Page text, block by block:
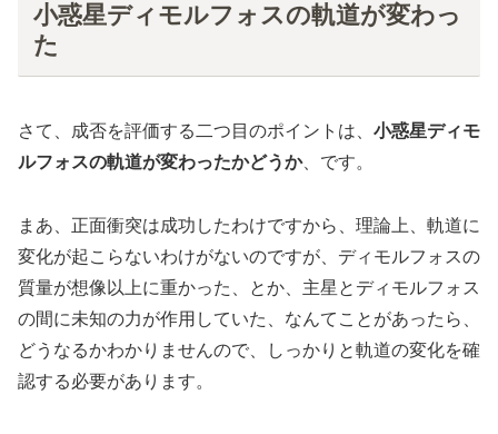
小惑星ディモルフォスの軌道が変わっ
た
さて、成否を評価する二つ目のポイントは、 小惑星ディモ
ルフォスの軌道が変わったかどうか、です。
まあ、正面衝突は成功したわけですから、理論上、軌道に
変化が起こらないわけがないのですが、ディモルフォスの
質量が想像以上に重かった、とか、主星とディモルフォス
の間に未知の力が作用していた、なんてことがあったら、
どうなるかわかりませんので、しっかりと軌道の変化を確
認する必要があります。